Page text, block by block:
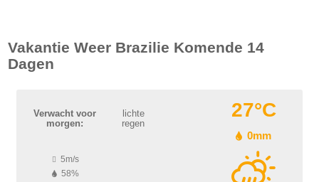
Vakantie Weer Brazilie Komende 14
Dagen
Verwacht voor
morgen:
lichte
regen
27°C
0mm
5m/s
58%